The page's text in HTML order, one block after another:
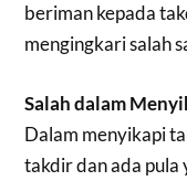
beriman kepada
mengingkari salah
Salah dalam
Dalam menyikapi
takdir dan ada